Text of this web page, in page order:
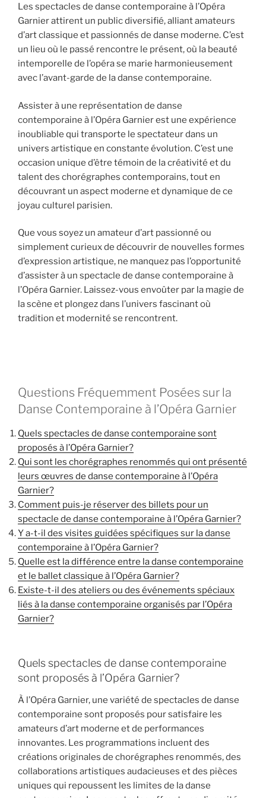
Les spectacles de danse contemporaine à l’Opéra
Garnier attirent un public diversifié, alliant amateurs
d’art classique et passionnés de danse moderne. C’est
un lieu où le passé rencontre le présent, où la beauté
intemporelle de l’opéra se marie harmonieusement
avec l’avant-garde de la danse contemporaine.
Assister à une représentation de danse
contemporaine à l’Opéra Garnier est une expérience
inoubliable qui transporte le spectateur dans un
univers artistique en constante évolution. C’est une
occasion unique d’être témoin de la créativité et du
talent des chorégraphes contemporains, tout en
découvrant un aspect moderne et dynamique de ce
joyau culturel parisien.
Que vous soyez un amateur d’art passionné ou
simplement curieux de découvrir de nouvelles formes
d’expression artistique, ne manquez pas l’opportunité
d’assister à un spectacle de danse contemporaine à
l’Opéra Garnier. Laissez-vous envoûter par la magie de
la scène et plongez dans l’univers fascinant où
tradition et modernité se rencontrent.
Questions Fréquemment Posées sur la
Danse Contemporaine à l’Opéra Garnier
Quels spectacles de danse contemporaine sont
proposés à l’Opéra Garnier?
Qui sont les chorégraphes renommés qui ont présenté
leurs œuvres de danse contemporaine à l’Opéra
Garnier?
Comment puis-je réserver des billets pour un
spectacle de danse contemporaine à l’Opéra Garnier?
Y a-t-il des visites guidées spécifiques sur la danse
contemporaine à l’Opéra Garnier?
Quelle est la différence entre la danse contemporaine
et le ballet classique à l’Opéra Garnier?
Existe-t-il des ateliers ou des événements spéciaux
liés à la danse contemporaine organisés par l’Opéra
Garnier?
Quels spectacles de danse contemporaine
sont proposés à l’Opéra Garnier?
À l’Opéra Garnier, une variété de spectacles de danse
contemporaine sont proposés pour satisfaire les
amateurs d’art moderne et de performances
innovantes. Les programmations incluent des
créations originales de chorégraphes renommés, des
collaborations artistiques audacieuses et des pièces
uniques qui repoussent les limites de la danse